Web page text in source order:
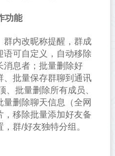
功能
群内改昵称提醒，群成
语可自定义，自动移除
消息者；批量删除好
、批量保存群聊到通讯
、批量删除所有成员、
删除聊天信息（全网
，移除批量添加好友备
群/好友独特分组。